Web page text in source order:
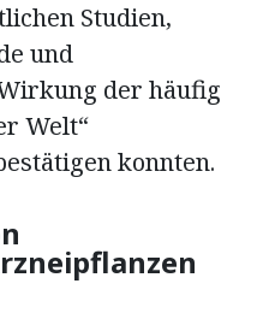
Studien,
und
der häufig
Welt“
konnten.